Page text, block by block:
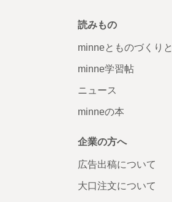
読みもの
minneとものづくりと
minne学習帖
ニュース
minneの本
企業の方へ
広告出稿について
大口注文について